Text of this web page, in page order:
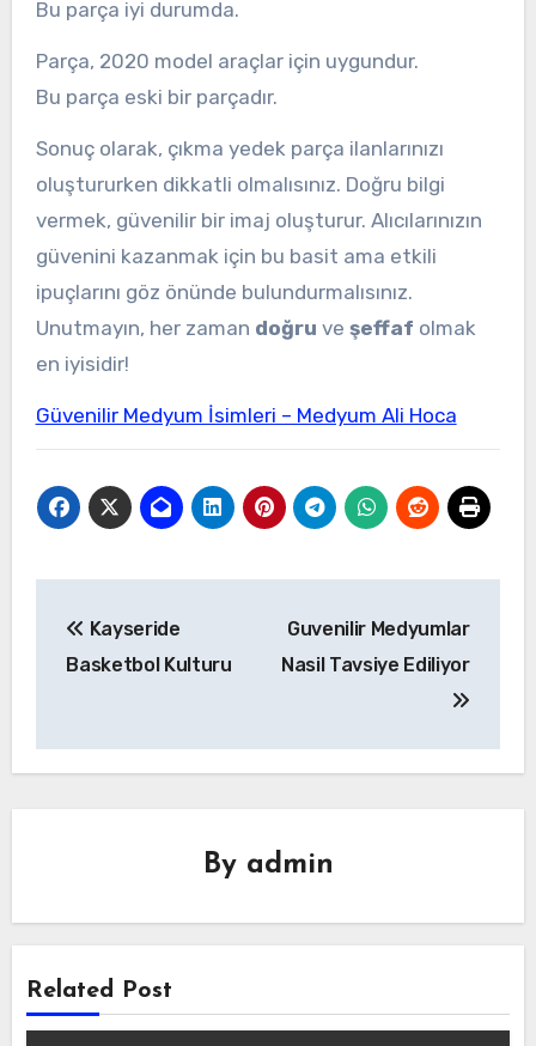
Bu parça iyi durumda.
Parça, 2020 model araçlar için uygundur.
Bu parça eski bir parçadır.
Sonuç olarak, çıkma yedek parça ilanlarınızı
oluştururken dikkatli olmalısınız. Doğru bilgi
vermek, güvenilir bir imaj oluşturur. Alıcılarınızın
güvenini kazanmak için bu basit ama etkili
ipuçlarını göz önünde bulundurmalısınız.
Unutmayın, her zaman doğru ve şeffaf olmak
en iyisidir!
Güvenilir Medyum İsimleri – Medyum Ali Hoca
gezinmesi
Kayseride
Basketbol Kulturu
Guvenilir Medyumlar
Nasil Tavsiye Ediliyor
By admin
Related Post